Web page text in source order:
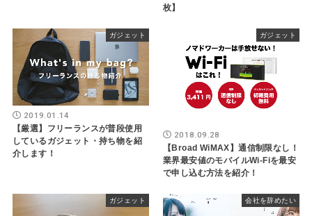
枚】
ガジェット
2019.01.14
【厳選】フリーランスが普段使用
しているガジェット・持ち物を紹
介します！
ガジェット
2018.09.28
【Broad WiMAX】通信制限なし！
業界最安値のモバイルWi-Fiを最安
で申し込む方法を紹介！
ガジェット 会社を辞めたい